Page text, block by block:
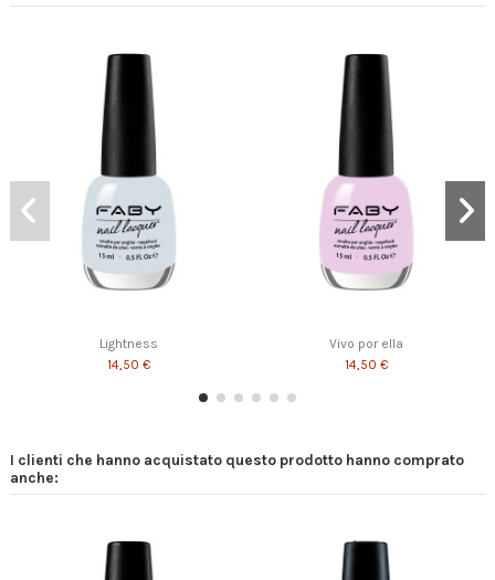
Lightness
14,50 €
Vivo por ella
14,50 €
I clienti che hanno acquistato questo prodotto hanno comprato
anche: